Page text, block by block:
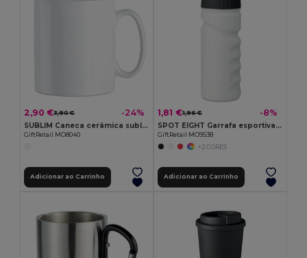
2,90 €3,80 € -24%
SUBLIM Caneca cerâmica subl. 300 ml
GiftRetail MO8040
Adicionar ao Carrinho
1,81 €1,96 € -8%
SPOT EIGHT Garrafa esportiva 500ml
GiftRetail MO9538
+2 CORES
Adicionar ao Carrinho